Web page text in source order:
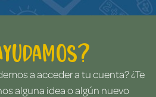
a acceder a tu cuenta? ¿Te
alguna idea o algún nuevo